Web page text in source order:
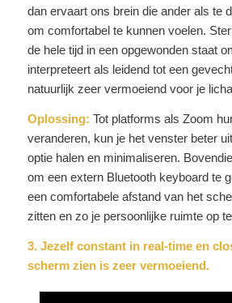
dan ervaart ons brein die ander als te
om comfortabel te kunnen voelen.
de hele tijd in een opgewonden staat
interpreteert als leidend tot een
natuurlijk zeer vermoeiend voor je
Oplossing: Tot platforms als Zoom
veranderen, kun je het venster beter
optie halen en minimaliseren.
om een extern Bluetooth keyboard te
een comfortabele afstand van het
zitten en zo je persoonlijke ruimte op
3. Jezelf constant in real-time en
scherm zien is zeer vermoeiend.